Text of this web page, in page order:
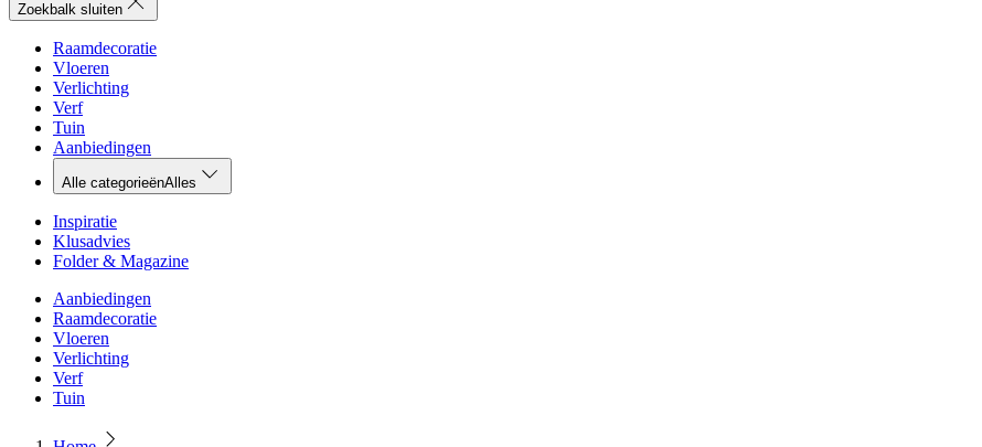
Zoekbalk sluiten
Raamdecoratie
Vloeren
Verlichting
Verf
Tuin
Aanbiedingen
Alle categorieënAlles
Inspiratie
Klusadvies
Folder & Magazine
Aanbiedingen
Raamdecoratie
Vloeren
Verlichting
Verf
Tuin